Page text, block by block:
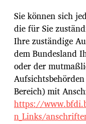
Sie können sich
die für Sie
Ihre zuständige
dem Bundesland
oder der
Bereich) mit
https://
n_Links/